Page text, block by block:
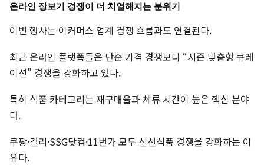
온라인 장보기 경쟁이 더 치열해지는 분위기
이번 행사는 이커머스 업계 경쟁 흐름과도 연결된다.
최근 온라인 플랫폼들은 단순 가격 경쟁보다 “시즌 맞춤형 큐레
이션” 경쟁을 강화하고 있다.
특히 식품 카테고리는 재구매율과 체류 시간이 높은 핵심 분야
다.
쿠팡·컬리·SSG닷컴·11번가 모두 신선식품 경쟁을 강화하는 이
유다.